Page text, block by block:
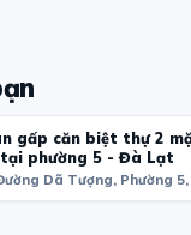
gấp căn biệt thự 2
phường 5 - Đà Lạt